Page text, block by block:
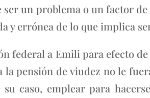
un problema o un factor
y errónea de lo que implica
federal a Emili para efecto
pensión de viudez no le
caso, emplear para